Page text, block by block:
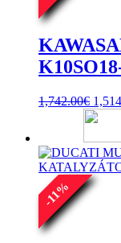
1,742.00€
cena
-
11
%